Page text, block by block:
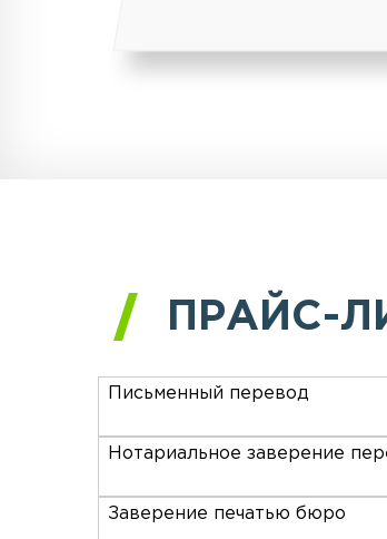
ПРАЙС-
Письменный перевод
Нотариальное заверение
Заверение печатью бюро